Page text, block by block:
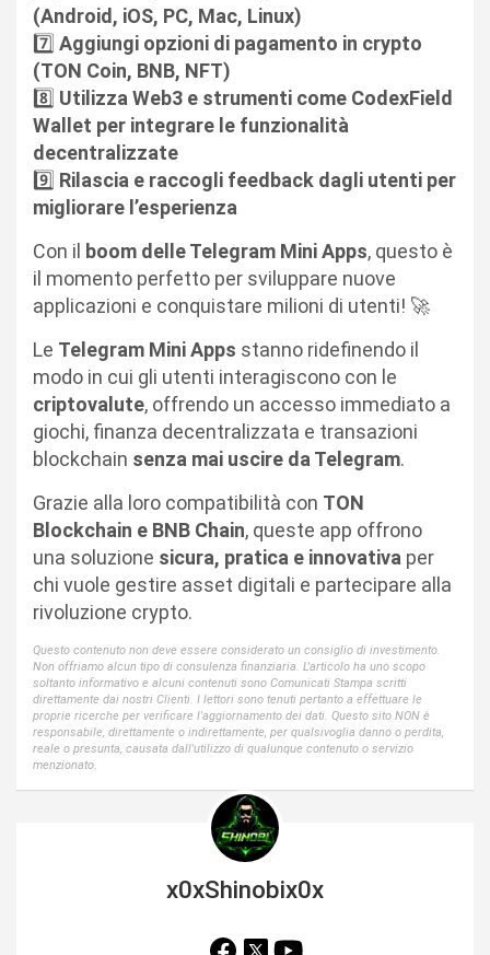
(Android, iOS, PC, Mac, Linux)
7️⃣ Aggiungi opzioni di pagamento in crypto
(TON Coin, BNB, NFT)
8️⃣ Utilizza Web3 e strumenti come CodexField
Wallet per integrare le funzionalità
decentralizzate
9️⃣ Rilascia e raccogli feedback dagli utenti per
migliorare l’esperienza
Con il boom delle Telegram Mini Apps, questo è
il momento perfetto per sviluppare nuove
applicazioni e conquistare milioni di utenti! 🚀
Le Telegram Mini Apps stanno ridefinendo il
modo in cui gli utenti interagiscono con le
criptovalute, offrendo un accesso immediato a
giochi, finanza decentralizzata e transazioni
blockchain senza mai uscire da Telegram.
Grazie alla loro compatibilità con TON
Blockchain e BNB Chain, queste app offrono
una soluzione sicura, pratica e innovativa per
chi vuole gestire asset digitali e partecipare alla
rivoluzione crypto.
Questo contenuto non deve essere considerato un consiglio di investimento.
Non offriamo alcun tipo di consulenza finanziaria. L'articolo ha uno scopo
soltanto informativo e alcuni contenuti sono Comunicati Stampa scritti
direttamente dai nostri Clienti. I lettori sono tenuti pertanto a effettuare le
proprie ricerche per verificare l'aggiornamento dei dati. Questo sito NON è
responsabile, direttamente o indirettamente, per qualsivoglia danno o perdita,
reale o presunta, causata dall'utilizzo di qualunque contenuto o servizio
menzionato.
x0xShinobix0x